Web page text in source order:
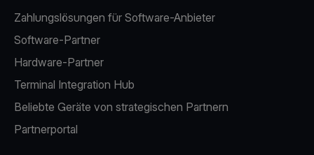
Zahlungslösungen für Software-Anbieter
Software-Partner
Hardware-Partner
Terminal Integration Hub
Beliebte Geräte von strategischen Partnern
Partnerportal